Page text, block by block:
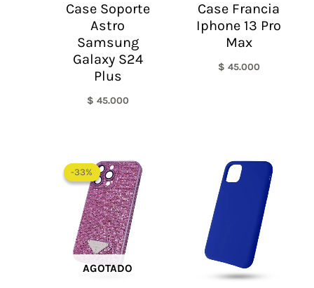
Case Soporte
Astro
Samsung
Galaxy S24
Plus
$ 45.000
Case Francia
Iphone 13 Pro
Max
$ 45.000
-33%
AGOTADO
-33%
precio
original
era:
$ 60.000.